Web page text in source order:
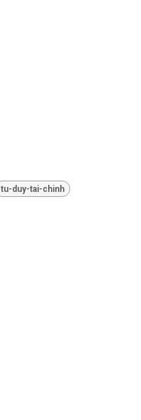
tu-duy-tai-chinh